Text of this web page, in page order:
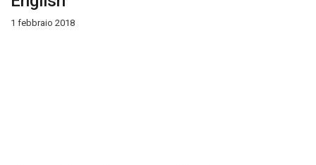
1 febbraio 2018